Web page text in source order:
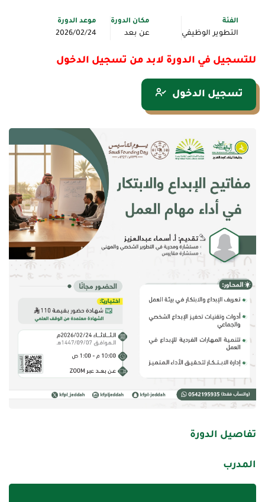
الفئة
التطوير الوظيفي
مكان الدورة
عن بعد
موعد الدورة
2026/02/24
للتسجيل في الدورة لابد من تسجيل الدخول
تسجيل الدخول
تفاصيل الدورة
المدرب